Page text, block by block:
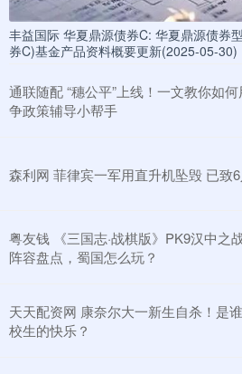
丰益国际 华夏鼎源债券C: 华夏鼎源债券
券C)基金产品资料概要更新(2025-05-30)
通联随配 “穗公平”上线！一文教你如
争政策辅导小帮手
森利网 菲律宾一军用直升机坠毁 已致
粤友钱 《三国志·战棋版》PK9汉中之
阵容盘点，蜀国怎么玩？
天天配资网 康奈尔大一新生自杀！是
校生的快乐？